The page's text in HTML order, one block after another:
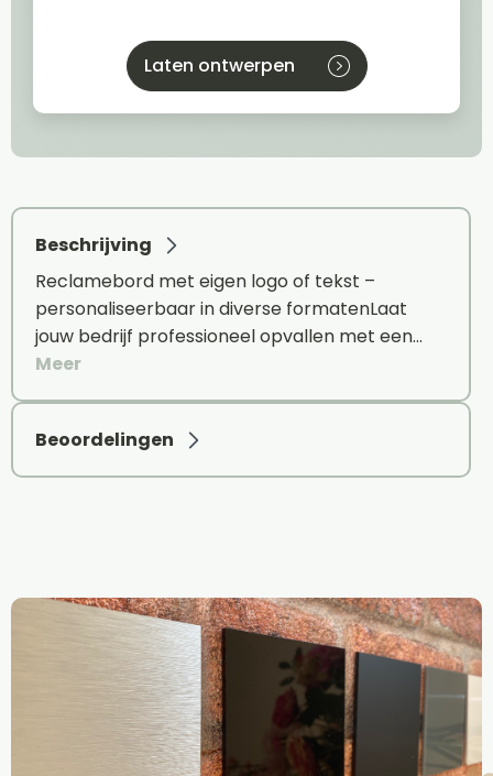
Laten ontwerpen
Beschrijving
Reclamebord met eigen logo of tekst –
personaliseerbaar in diverse formatenLaat
jouw bedrijf professioneel opvallen met een…
Meer
Beoordelingen